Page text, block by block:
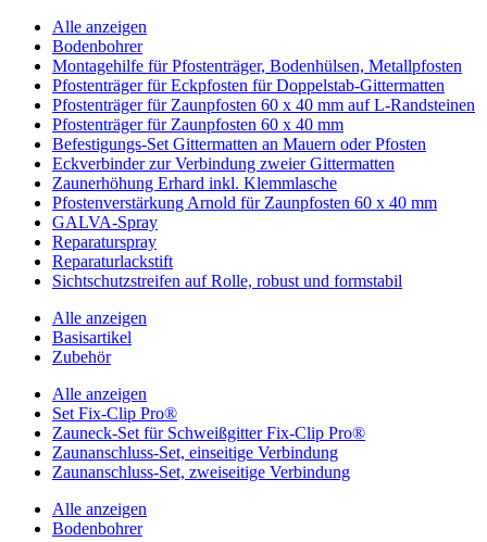
Alle anzeigen
Bodenbohrer
Montagehilfe für Pfostenträger, Bodenhülsen, Metallpfosten
Pfostenträger für Eckpfosten für Doppelstab-Gittermatten
Pfostenträger für Zaunpfosten 60 x 40 mm auf L-Randsteinen
Pfostenträger für Zaunpfosten 60 x 40 mm
Befestigungs-Set Gittermatten an Mauern oder Pfosten
Eckverbinder zur Verbindung zweier Gittermatten
Zaunerhöhung Erhard inkl. Klemmlasche
Pfostenverstärkung Arnold für Zaunpfosten 60 x 40 mm
GALVA-Spray
Reparaturspray
Reparaturlackstift
Sichtschutzstreifen auf Rolle, robust und formstabil
Alle anzeigen
Basisartikel
Zubehör
Alle anzeigen
Set Fix-Clip Pro®
Zauneck-Set für Schweißgitter Fix-Clip Pro®
Zaunanschluss-Set, einseitige Verbindung
Zaunanschluss-Set, zweiseitige Verbindung
Alle anzeigen
Bodenbohrer